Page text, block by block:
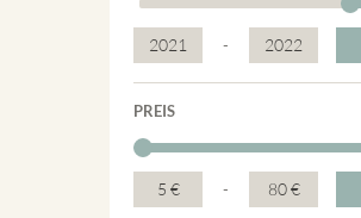
2021 - 2022
PREIS
5 € - 80 €